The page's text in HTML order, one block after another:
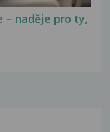
– naděje pro ty,